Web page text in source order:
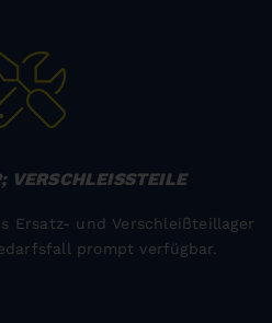
Ersatz- und Verschleißteillager
prompt verfügbar.